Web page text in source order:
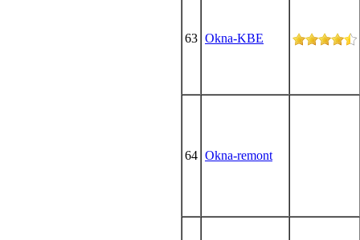
63 Okna-KBE
64 Okna-remont